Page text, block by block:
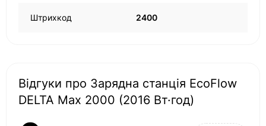
Штрихкод 2400
Відгуки про Зарядна станція EcoFlow
DELTA Max 2000 (2016 Вт·год)